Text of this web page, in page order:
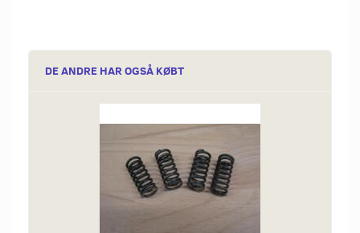
DE ANDRE HAR OGSÅ KØBT